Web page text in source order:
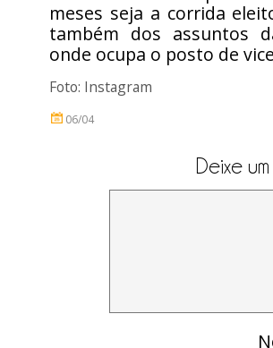
meses seja a corrida
também dos assuntos
onde ocupa o posto de
Foto: Instagram
06/04
Deixe